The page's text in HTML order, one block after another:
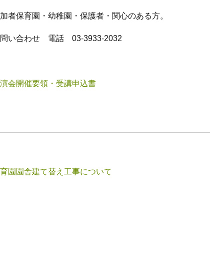
者保育園・幼稚園・保護者・関心のある方。
い合わせ 電話 03-3933-2032
会開催要領・受講申込書
園園舎建て替え工事について